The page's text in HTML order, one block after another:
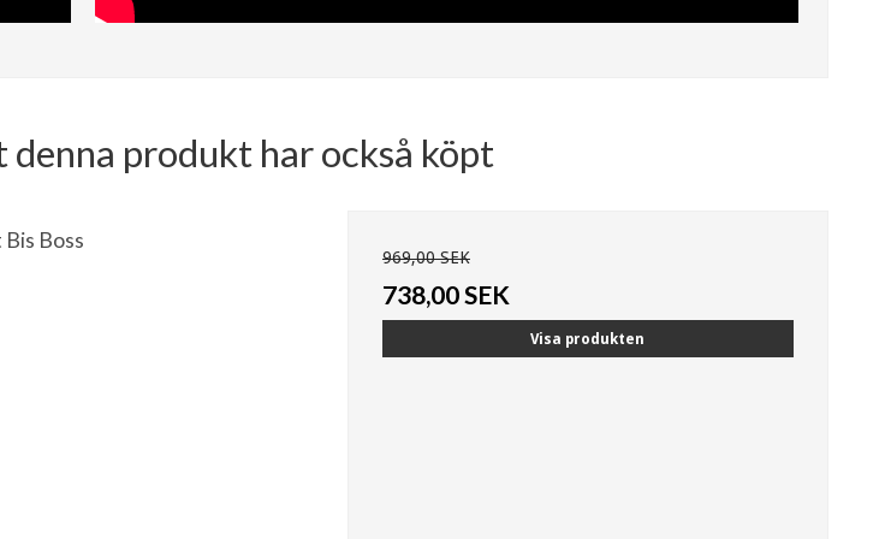
denna produkt har också köpt
Boss
969,00 SEK
738,00 SEK
Visa produkten